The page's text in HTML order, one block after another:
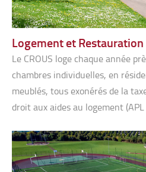
Logement et Restauration
Le CROUS loge chaque année
chambres individuelles, en
meublés, tous exonérés de la
droit aux aides au logement (APL